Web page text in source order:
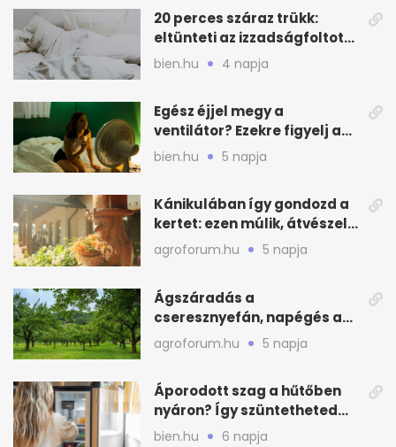
20 perces száraz trükk:
eltünteti az izzadságfoltot
és a szagot a matracról
bien.hu 4 napja
Egész éjjel megy a
ventilátor? Ezekre figyelj a
hőségben alvásnál
bien.hu 5 napja
Kánikulában így gondozd a
kertet: ezen múlik, átvészeli-
e a hőséget
agroforum.hu 5 napja
Ágszáradás a
cseresznyefán, napégés a
kajszin: mit tehetsz most?
agroforum.hu 5 napja
Áporodott szag a hűtőben
nyáron? Így szüntetheted
meg olcsón
bien.hu 6 napja